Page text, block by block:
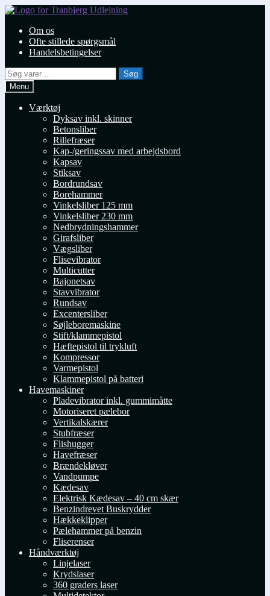
Spring
navigation
Spring
indholdOm os
Ofte stillede spørgsmål
Handelsbetingelser
Søg
efter:
Søg
Menu
Værktøj
Dyksav inkl. skinner
Betonsliber
Rillefræser
Kap-/geringssav med arbejdsbord
Kapsav
Stiksav
Bordrundsav
Borehammer
Vinkelsliber 125 mm
Vinkelsliber 230 mm
Nedbrydningshammer
Girafsliber
Vægsliber
Flisevibrator
Multicutter
Bajonetsav
Stavvibrator
Rundsav
Excentersliber
Søjleboremaskine
Stift/klammepistol
Hæftepistol til trykluft
Kompressor
Varmepistol
Klammepistol på batteri
Havemaskiner
Pladevibrator inkl. gummimåtte
Motoriseret pælebor
Vertikalskærer
Stubfræser
Flishugger
Havefræser
Brændekløver
Vandpumpe
Kædesav
Elektrisk Kædesav – 40 cm skær
Benzindrevet Buskrydder
Hækkeklipper
Pælehammer på benzin
Fliserenser
Håndværktøj
Linjelaser
Krydslaser
360 graders laser